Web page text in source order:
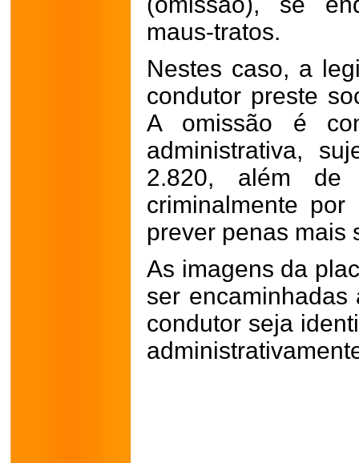
maus-tratos.
Nestes caso, a
condutor preste
A omissão é
administrativa,
2.820, além de
criminalmente
prever penas mais
As imagens da
ser
condutor seja